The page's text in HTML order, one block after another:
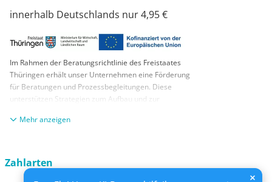
innerhalb Deutschlands nur 4,95 €
Im Rahmen der Beratungsrichtlinie des Freistaates
Thüringen erhält unser Unternehmen eine Förderung
für Beratungen und Prozessbegleitungen. Diese
unterstützen Strategien zum Aufbau und zur
KMUs. Die daraus resultierenden Ergebnisse und
aus Mitteln des Europäischen Sozialfonds Plus und
aus Mitteln des Freistaats Thüringen
anzeigen
Zahlarten